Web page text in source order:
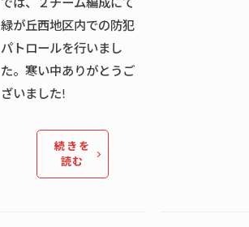
緑が丘西地区内での防犯
パトロールを行いまし
た。寒い中ありがとうご
ざいました!
続きを
読む